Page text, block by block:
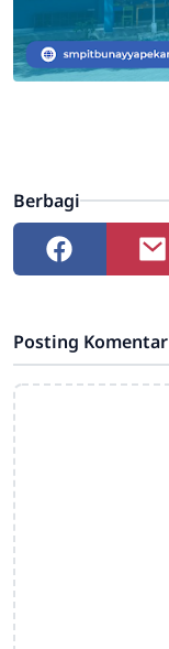
Berbagi
Posting Komentar